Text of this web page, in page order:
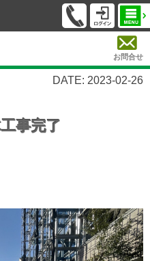
お問合せ
DATE: 2023-02-26
事完了